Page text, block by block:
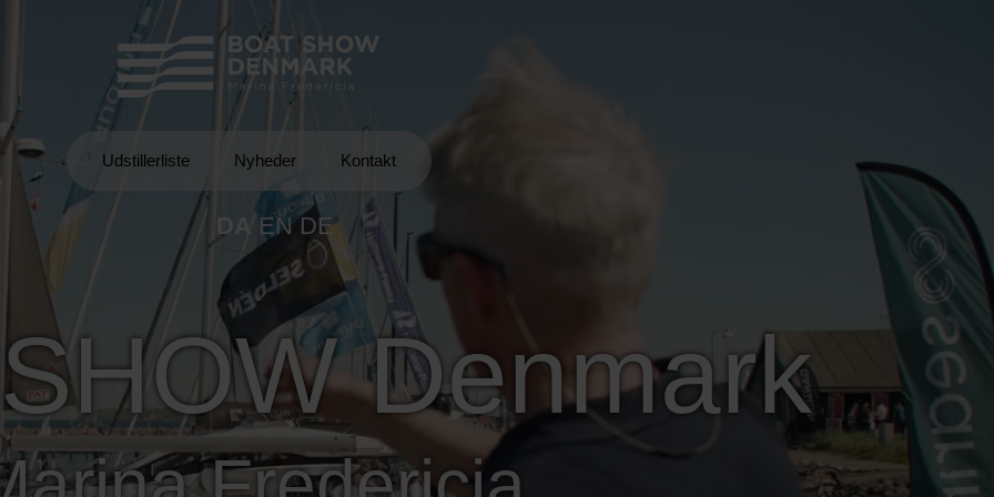
Udstillerliste Nyheder Kontakt
DA EN DE
Denmark